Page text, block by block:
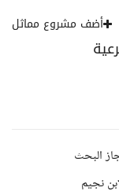
أضف مشروع مماثل
البحث
نجيم